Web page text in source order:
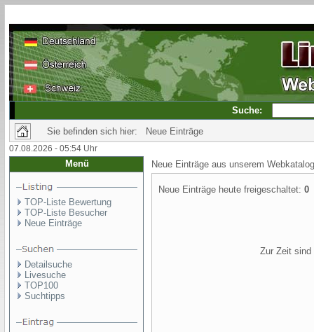
Suche:
Sie befinden sich hier: Neue Einträge
07.08.2026 - 05:54 Uhr
Menü
TOP-Liste Bewertung
TOP-Liste Besucher
Neue Einträge
Detailsuche
Livesuche
TOP100
Suchtipps
Neue Einträge aus unserem
Neue Einträge heute freigeschaltet: 0
Zur Zeit sind